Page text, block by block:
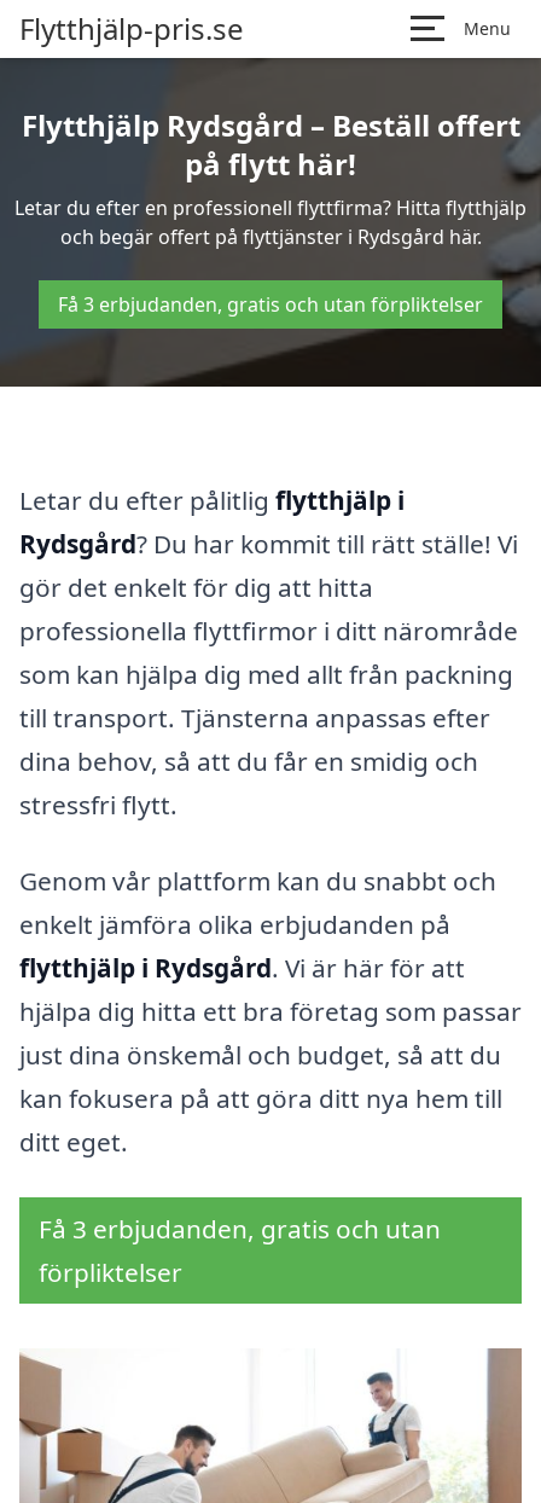
Flytthjälp-pris.se Menu
Flytthjälp Rydsgård – Beställ offert
på flytt här!
Letar du efter en professionell flyttfirma? Hitta flytthjälp
och begär offert på flyttjänster i Rydsgård här.
Få 3 erbjudanden, gratis och utan förpliktelser
Letar du efter pålitlig flytthjälp i
Rydsgård? Du har kommit till rätt ställe! Vi
gör det enkelt för dig att hitta
professionella flyttfirmor i ditt närområde
som kan hjälpa dig med allt från packning
till transport. Tjänsterna anpassas efter
dina behov, så att du får en smidig och
stressfri flytt.
Genom vår plattform kan du snabbt och
enkelt jämföra olika erbjudanden på
flytthjälp i Rydsgård. Vi är här för att
hjälpa dig hitta ett bra företag som passar
just dina önskemål och budget, så att du
kan fokusera på att göra ditt nya hem till
ditt eget.
Få 3 erbjudanden, gratis och utan
förpliktelser